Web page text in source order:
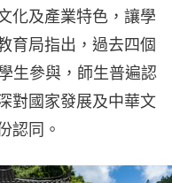
化及產業特色，讓學
育局指出，過去四個
生參與，師生普遍認
對國家發展及中華文
認同。